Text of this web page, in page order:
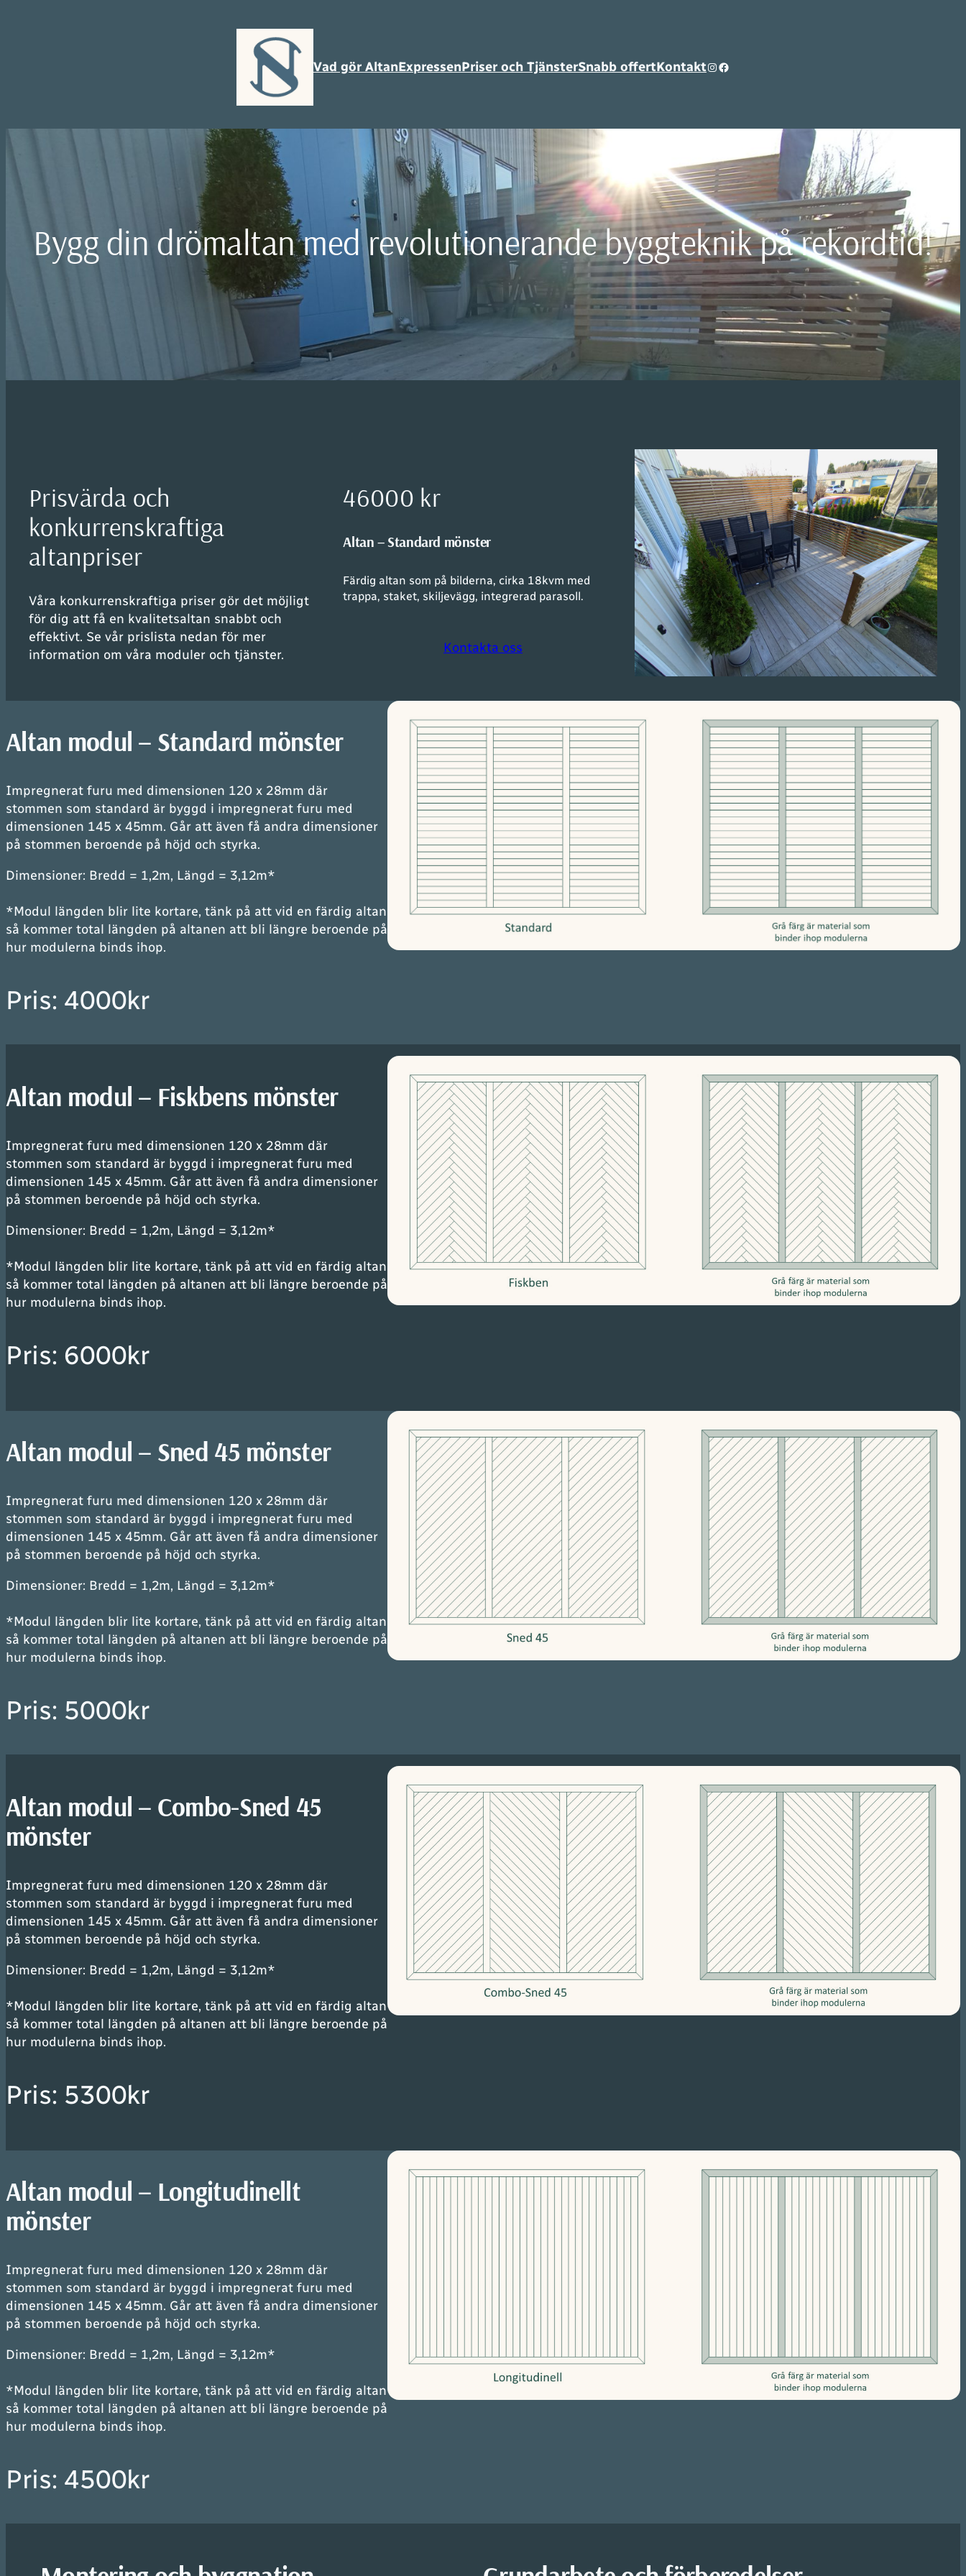
Vad gör AltanExpressenPriser och TjänsterSnabb offertKontaktInstagram
Facebook
Bygg din drömaltan med revolutionerande byggteknik på rekordtid!
Prisvärda och
konkurrenskraftiga
altanpriser
Våra konkurrenskraftiga priser gör det möjligt
för dig att få en kvalitetsaltan snabbt och
effektivt. Se vår prislista nedan för mer
information om våra moduler och tjänster.
46000 kr
Altan – Standard mönster
Färdig altan som på bilderna, cirka 18kvm med
trappa, staket, skiljevägg, integrerad parasoll.
Kontakta oss
Altan modul – Standard mönster
Impregnerat furu med dimensionen 120 x 28mm där
stommen som standard är byggd i impregnerat furu med
dimensionen 145 x 45mm. Går att även få andra dimensioner
på stommen beroende på höjd och styrka.
Dimensioner: Bredd = 1,2m, Längd = 3,12m*
*Modul längden blir lite kortare, tänk på att vid en färdig altan
så kommer total längden på altanen att bli längre beroende på
hur modulerna binds ihop.
Pris: 4000kr
Altan modul – Fiskbens mönster
Impregnerat furu med dimensionen 120 x 28mm där
stommen som standard är byggd i impregnerat furu med
dimensionen 145 x 45mm. Går att även få andra dimensioner
på stommen beroende på höjd och styrka.
Dimensioner: Bredd = 1,2m, Längd = 3,12m*
*Modul längden blir lite kortare, tänk på att vid en färdig altan
så kommer total längden på altanen att bli längre beroende på
hur modulerna binds ihop.
Pris: 6000kr
Altan modul – Sned 45 mönster
Impregnerat furu med dimensionen 120 x 28mm där
stommen som standard är byggd i impregnerat furu med
dimensionen 145 x 45mm. Går att även få andra dimensioner
på stommen beroende på höjd och styrka.
Dimensioner: Bredd = 1,2m, Längd = 3,12m*
*Modul längden blir lite kortare, tänk på att vid en färdig altan
så kommer total längden på altanen att bli längre beroende på
hur modulerna binds ihop.
Pris: 5000kr
Altan modul – Combo-Sned 45
mönster
Impregnerat furu med dimensionen 120 x 28mm där
stommen som standard är byggd i impregnerat furu med
dimensionen 145 x 45mm. Går att även få andra dimensioner
på stommen beroende på höjd och styrka.
Dimensioner: Bredd = 1,2m, Längd = 3,12m*
*Modul längden blir lite kortare, tänk på att vid en färdig altan
så kommer total längden på altanen att bli längre beroende på
hur modulerna binds ihop.
Pris: 5300kr
Altan modul – Longitudinellt
mönster
Impregnerat furu med dimensionen 120 x 28mm där
stommen som standard är byggd i impregnerat furu med
dimensionen 145 x 45mm. Går att även få andra dimensioner
på stommen beroende på höjd och styrka.
Dimensioner: Bredd = 1,2m, Längd = 3,12m*
*Modul längden blir lite kortare, tänk på att vid en färdig altan
så kommer total längden på altanen att bli längre beroende på
hur modulerna binds ihop.
Pris: 4500kr